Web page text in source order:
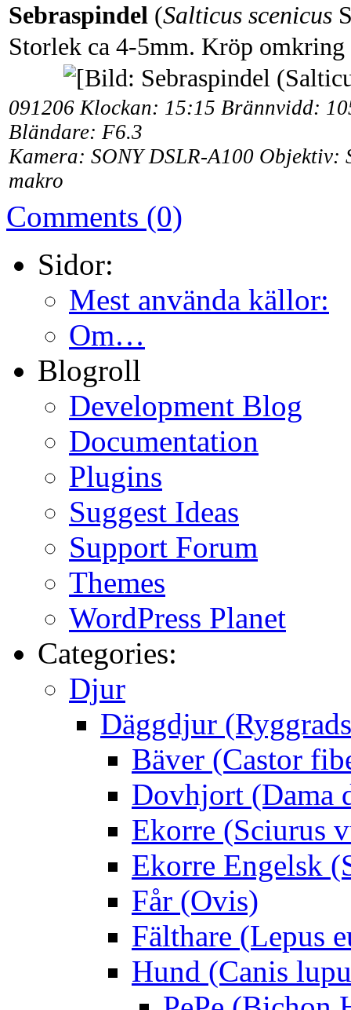
Sebraspindel (Salticus scenicus
Storlek ca 4-5mm. Kröp omkring
091206 Klockan: 15:15 Brännvidd:
Bländare: F6.3
Kamera: SONY DSLR-A100
makro
Comments (0)
Sidor:
Mest använda källor:
Om…
Blogroll
Development Blog
Documentation
Plugins
Suggest Ideas
Support Forum
Themes
WordPress Planet
Categories:
Djur
Däggdjur
Bäver (Castor
Dovhjort (Dama
Ekorre (Sciurus
Ekorre Engelsk
Får (Ovis)
Fälthare (Lepus
Hund (Canis